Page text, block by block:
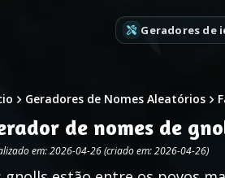
Geradores de
Geradores de Nomes Aleatórios
de nomes de
em: 2026-04-26 (criado em: 2026-04-26)